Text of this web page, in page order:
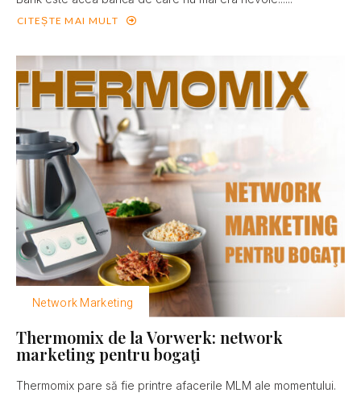
CITEȘTE MAI MULT
Network Marketing
Thermomix de la Vorwerk: network
marketing pentru bogaţi
Thermomix pare să fie printre afacerile MLM ale momentului.